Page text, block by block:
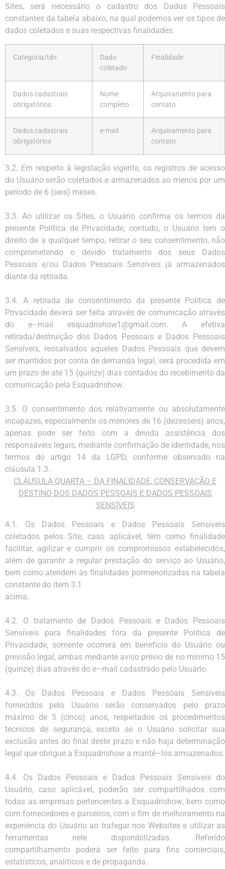
Sites, será necessário o cadastro dos Dados Pessoais
constantes da tabela abaixo, na qual podemos ver os tipos de
dados coletados e suas respectivas finalidades:
Categoria/td>
Dado
coletado
Finalidade
Dados cadastrais
obrigatórios
Nome
completo
Arquivamento para
contato
Dados cadastrais
obrigatórios
e-mail
Arquivamento para
contato
3.2. Em respeito à legislação vigente, os registros de acesso
do Usuário serão coletados e armazenados ao menos por um
período de 6 (seis) meses.
3.3. Ao utilizar os Sites, o Usuário confirma os termos da
presente Política de Privacidade, contudo, o Usuário tem o
direito de a qualquer tempo, retirar o seu consentimento, não
comprometendo o devido tratamento dos
seus Dados
Pessoais e/ou Dados Pessoais Sensíveis já armazenados
diante da retirada.
3.4. A retirada de consentimento da presente Política
de
Privacidade deverá ser feita através de comunicação através
do e–mail esquadrishow1@gmail.com. A efetiva
retirada/destruição dos Dados Pessoais e Dados Pessoais
Sensíveis, ressalvados aqueles Dados Pessoais que devem
ser mantidos por conta de demanda legal, será procedida em
um prazo de até 15 (quinze) dias contados do recebimento da
comunicação pela Esquadrishow.
3.5. O consentimento dos relativamente ou absolutamente
incapazes, especialmente os menores de 16 (dezesseis) anos,
apenas
pode ser feito com a devida assistência
dos
responsáveis legais, mediante confirmação de identidade, nos
termos
do artigo 14 da LGPD, conforme observado
na
cláusula 1.3.
CLÁUSULA QUARTA – DA FINALIDADE, CONSERVAÇÃO E
DESTINO DOS DADOS PESSOAIS E DADOS PESSOAIS
SENSÍVEIS
4.1.
Os Dados Pessoais e Dados Pessoais Sensíveis
coletados pelos Site, caso aplicável, têm comofinalidade
facilitar, agilizar e cumprir os compromissos estabelecidos,
além de garantir a regular prestação do serviço ao Usuário,
bem como atendem às finalidades pormenorizadas na tabela
constante do item 3.1
acima.
4.2. O tratamento de Dados Pessoais e Dados Pessoais
Sensíveis
para finalidades fora da presente Política de
Privacidade, somente ocorrerá em benefício do Usuário ou
previsão legal, ambas mediante aviso prévio de no mínimo 15
(quinze) dias através do e–mail cadastrado pelo Usuário.
4.3. Os Dados Pessoais e Dados Pessoais
Sensíveis
fornecidos
pelo Usuário serão conservados pelo
prazo
máximo de 5 (cinco) anos, respeitados os procedimentos
técnicos de segurança, exceto se o Usuário solicitar sua
exclusão antes do final deste prazo e não haja determinação
legal que obrigue a Esquadrishow a mantê–los armazenados.
4.4. Os Dados Pessoais e Dados Pessoais Sensíveis do
Usuário, caso aplicável, poderão ser compartilhados com
todas as empresas pertencentes a Esquadrishow, bem como
com fornecedores e parceiros, com o fim de melhoramento na
experiência do Usuário ao trafegar nos Websites e utilizar as
ferramentas nele disponibilizadas.
Referido
compartilhamento
poderá ser feito para fins
comerciais,
estatísticos, analíticos e de propaganda.